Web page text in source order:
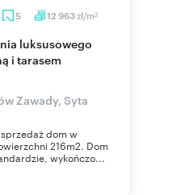
5 12 963zł/m2
i tarasem
Zawady, Syta
dom w
216m2. Dom
wykończo...